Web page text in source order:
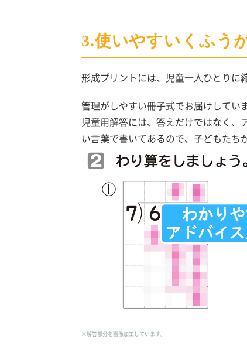
3.使いやすいくふう
形成プリントには、児童一人ひとりに
管理がしやすい冊子式でお届けしてい
児童用解答には、答えだけではなく、
い言葉で書いてあるので、子どもたち
※解答部分を画像加工しています。